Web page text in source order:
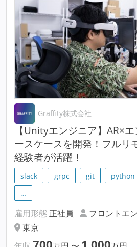
Graffity株式会社
【Unityエンジニア】AR×
ースケースを開発！フルリ
経験者が活躍！
slack grpc git python
…
雇用形態 正社員
フロントエ
東京